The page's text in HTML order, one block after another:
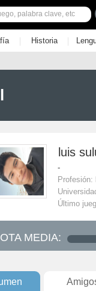
| Historia |
luis
-
Profesión:
Último
MEDIA: